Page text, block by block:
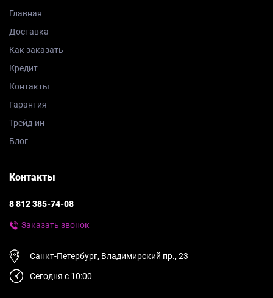
Главная
Доставка
Как заказать
Кредит
Контакты
Гарантия
Трейд-ин
Блог
Контакты
8 812 385-74-08
Заказать звонок
Санкт-Петербург, Владимирский пр., 23
Сегодня с 10:00